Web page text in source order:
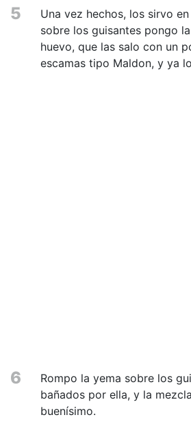
5
Una vez hechos, los sirvo
sobre los guisantes pongo
huevo, que las salo con un
escamas tipo Maldon, y ya
6
Rompo la yema sobre los
bañados por ella, y la
buenísimo.